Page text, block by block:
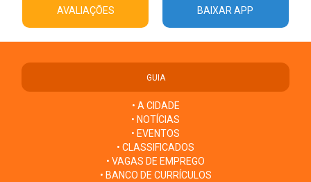
AVALIAÇÕES BAIXAR APP
GUIA
• A CIDADE
• NOTÍCIAS
• EVENTOS
• CLASSIFICADOS
• VAGAS DE EMPREGO
• BANCO DE CURRÍCULOS